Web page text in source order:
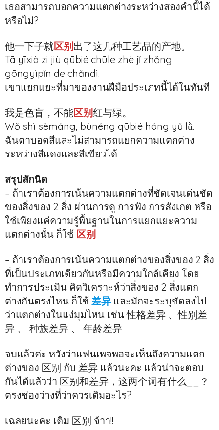
เธอสามารถบอกความแตกต่างระหว่างสองคำนี้ได้
หรือไม่?
他一下子就区别 出了这几种工艺品的产地。
Tā yīxià zi jiù qūbié chūle zhè jǐ zhǒng
gōngyìpǐn de chǎndì.
เขาแยกแยะที่มาของงานฝีมือประเภทนี้ได้ในทันที
我是色盲，不能区别红与绿。
Wǒ shì sèmáng, bùnéng qūbié hóng yǔ lǜ.
ฉันตาบอดสีและไม่สามารถแยกความแตกต่าง
ระหว่างสีแดงและสีเขียวได้
สรุปสักนิด
– ถ้าเราต้องการเน้นความแตกต่างที่ชัดเจนเด่นชัด
ของสิ่งของ 2 สิ่ง ผ่านการดู การฟัง การสังเกต หรือ
ใช้เพียงแค่ความรู้พื้นฐานในการแยกแยะความ
แตกต่างนั้น ก็ใช้ 区别
– ถ้าเราต้องการเน้นความแตกต่างของสิ่งของ 2 สิ่ง
ที่เป็นประเภทเดียวกันหรือมีความใกล้เคียง โดย
ทำการประเมิน คิดวิเคราะห์ว่าสิ่งของ 2 สิ่งแตก
ต่างกันตรงไหน ก็ใช้ 差异 และมักจะระบุชัดลงไป
ว่าแตกต่างในแง่มุมไหน เช่น 性格差异 、性别差
异 、 种族差异 、 年龄差异
จบแล้วค่ะ หวังว่าแฟนเพจพอจะเห็นถึงความแตก
ต่างของ 区别 กับ 差异 แล้วนะคะ แล้วน่าจะตอบ
กันได้แล้วว่า 区别和差异，这两个词有什么
？
ตรงช่องว่างที่ว่าควรเติมอะไร?
เฉลยนะคะ เติม 区别 จ้าา!!